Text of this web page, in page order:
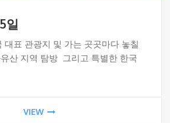
일
대표 관광지 및 가는 곳곳마다 놓칠
산 지역 탐방 그리고 특별한 한국
VIEW